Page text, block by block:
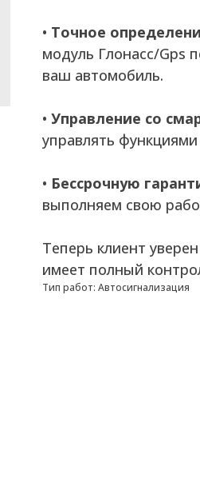
• Точное
модуль Глонасс/Gps
ваш автомобиль.
• Управление со
управлять
• Бессрочную
выполняем свою
Теперь клиент
имеет полный
Тип работ: Автосигнализация